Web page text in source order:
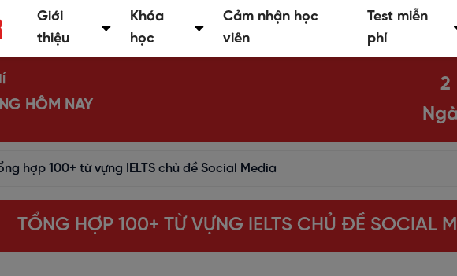
Giới
thiệu
Khóa
học
Cảm nhận học
viên
Test miễn
phí
HÔM NAY
2
hợp 100+ từ vựng IELTS chủ đề Social Media
TỔNG HỢP 100+ TỪ VỰNG IELTS CHỦ ĐỀ SOCIAL